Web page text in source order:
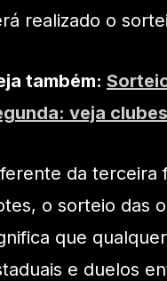
realizado o
também:
veja
da terceira
o sorteio das
que
e duelos